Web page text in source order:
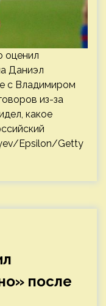
оценил
Даниэл
с Владимиром
из-за
какое
Epsilon/Getty
после